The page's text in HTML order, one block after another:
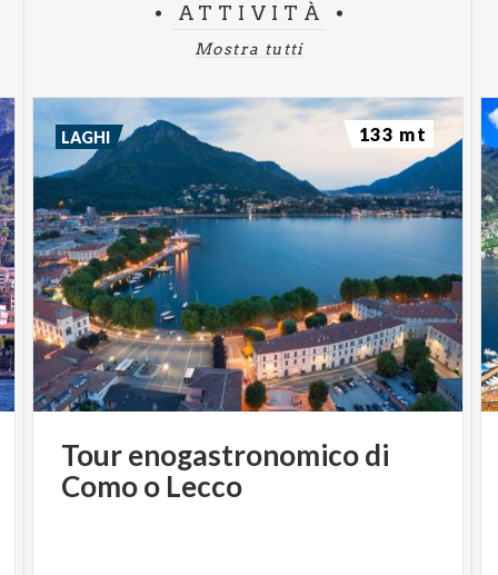
ATTIVITÀ
Mostra tutti
Tourenogastronomicodi
Comoo Lecco
LAGHI 133 mt